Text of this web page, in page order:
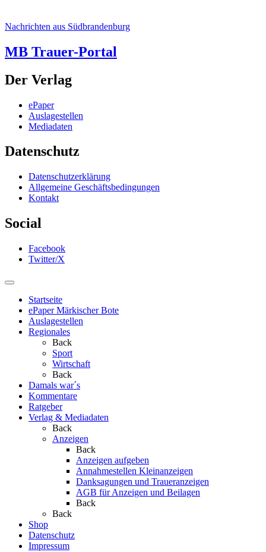
Nachrichten aus Südbrandenburg
MB Trauer-Portal
Der Verlag
ePaper
Auslagestellen
Mediadaten
Datenschutz
Datenschutzerklärung
Allgemeine Geschäftsbedingungen
Kontakt
Social
Facebook
Twitter/X
Startseite
ePaper Märkischer Bote
Auslagestellen
Regionales
Back
Sport
Wirtschaft
Back
Damals war´s
Kommentare
Ratgeber
Verlag & Mediadaten
Back
Anzeigen
Back
Anzeigen aufgeben
Annahmestellen Kleinanzeigen
Danksagungen und Traueranzeigen
AGB für Anzeigen und Beilagen
Back
Back
Shop
Datenschutz
Impressum